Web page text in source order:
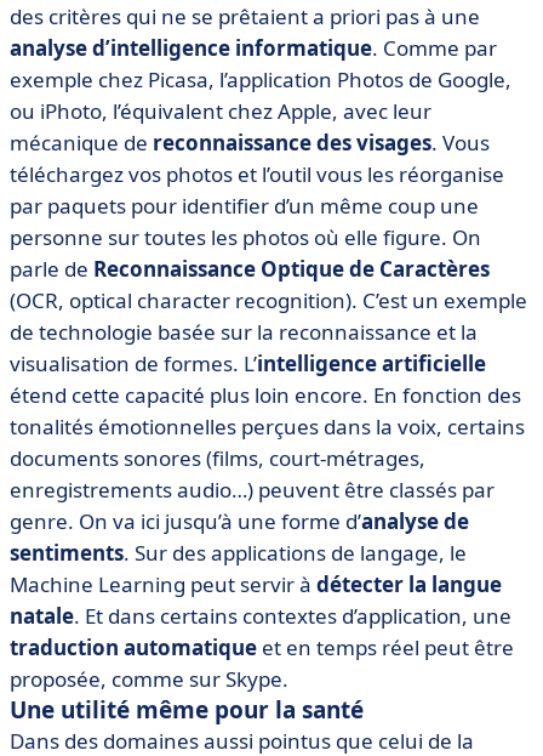
des critères qui ne se prêtaient a priori pas à une
analyse d’intelligence informatique. Comme par
exemple chez Picasa, l’application Photos de Google,
ou iPhoto, l’équivalent chez Apple, avec leur
mécanique de reconnaissance des visages. Vous
téléchargez vos photos et l’outil vous les réorganise
par paquets pour identifier d’un même coup une
personne sur toutes les photos où elle figure. On
parle de Reconnaissance Optique de Caractères
(OCR, optical character recognition). C’est un exemple
de technologie basée sur la reconnaissance et la
visualisation de formes. L’intelligence artificielle
étend cette capacité plus loin encore. En fonction des
tonalités émotionnelles perçues dans la voix, certains
documents sonores (films, court-métrages,
enregistrements audio…) peuvent être classés par
genre. On va ici jusqu’à une forme d’analyse de
sentiments. Sur des applications de langage, le
Machine Learning peut servir à détecter la langue
natale. Et dans certains contextes d’application, une
traduction automatique et en temps réel peut être
proposée, comme sur Skype.
Une utilité même pour la santé
Dans des domaines aussi pointus que celui de la